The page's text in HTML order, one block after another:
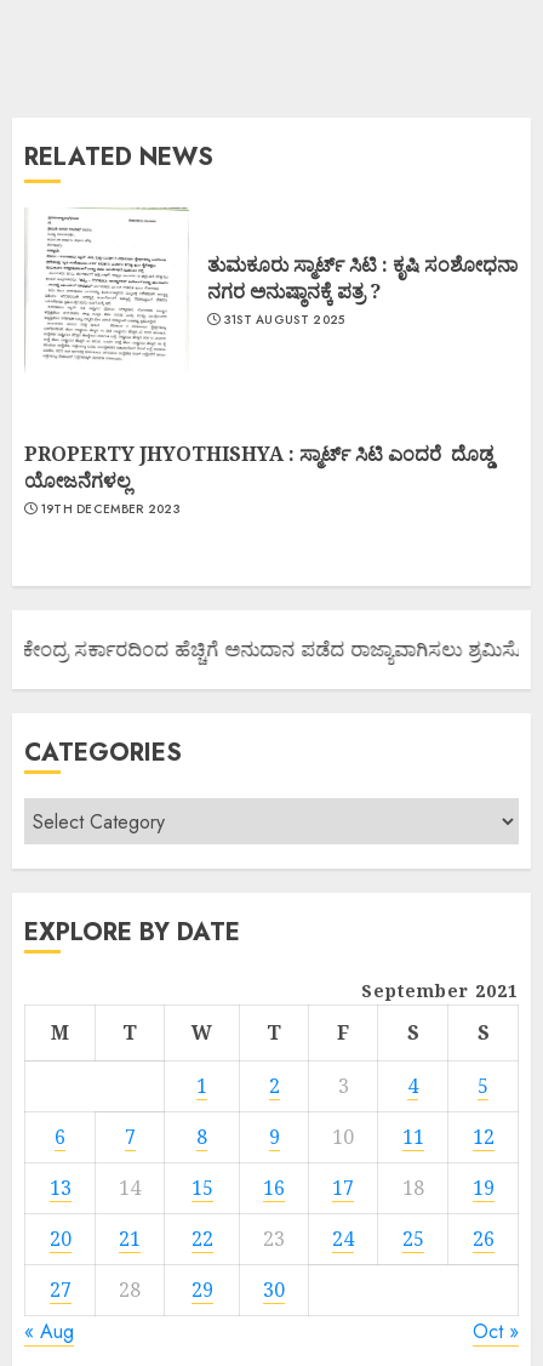
RELATED NEWS
ತುಮಕೂರು ಸ್ಮಾರ್ಟ್ ಸಿಟಿ : ಕೃಷಿ ಸಂಶೋಧನಾ
ನಗರ ಅನುಷ್ಠಾನಕ್ಕೆ ಪತ್ರ ?
31ST AUGUST 2025
PROPERTY JHYOTHISHYA : ಸ್ಮಾರ್ಟ್ ಸಿಟಿ ಎಂದರೆ ದೊಡ್ಡ
ಯೋಜನೆಗಳಲ್ಲ
19TH DECEMBER 2023
ಕೇಂದ್ರ ಸರ್ಕಾರದಿಂದ ಹೆಚ್ಚಿಗೆ ಅನುದಾನ ಪಡೆದ ರಾಜ್ಯಾವಾಗಿಸಲು ಶ್ರಮಿಸೋಣ
CATEGORIES
EXPLORE BY DATE
September 2021
M T W T F S
S
1
2 3 4
5
6
7 8 9 10 11
12
13
14 15 16 17 18
19
20
21 22 23 24 25
26
27
28 29 30
« Aug Oct »